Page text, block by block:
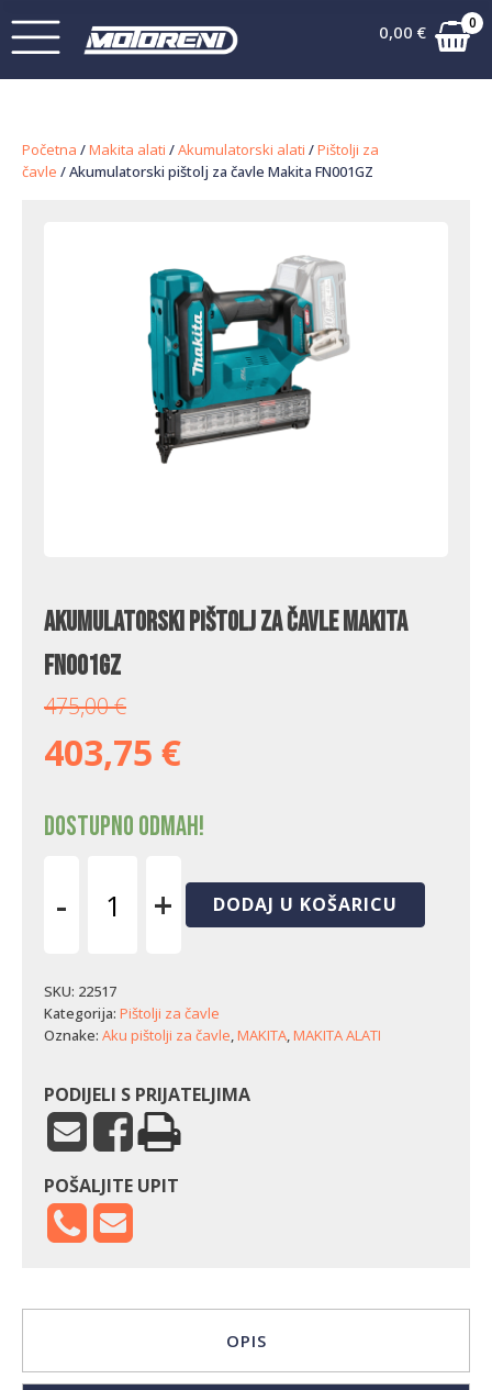
0,00 € 0
Početna /Makita alati /Akumulatorski alati /Pištolji za
čavle / Akumulatorski pištolj za čavle Makita FN001GZ
Akumulatorski pištolj za čavle Makita
FN001GZ
475,00€
403,75 €
Dostupno odmah!
-
čavle
Makita
FN001GZ
+ DODAJ U KOŠARICU
SKU: 22517
Kategorija: Pištolji za čavle
Oznake: Aku pištolji za čavle,MAKITA,MAKITA ALATI
PODIJELI S PRIJATELJIMA
POŠALJITE UPIT
OPIS